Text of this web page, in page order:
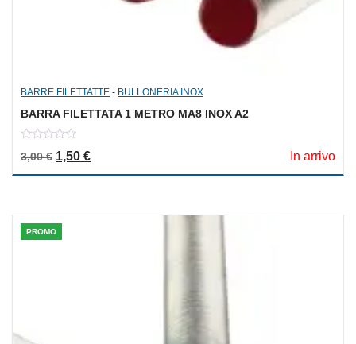
BARRE FILETTATTE - BULLONERIA INOX
BARRA FILETTATA 1 METRO MA8 INOX A2
out
5
3,00€ Il prezzo originale era: 3,00 €.
1,50 €Il prezzo attuale è: 1,50 €. In arrivo
PROMO